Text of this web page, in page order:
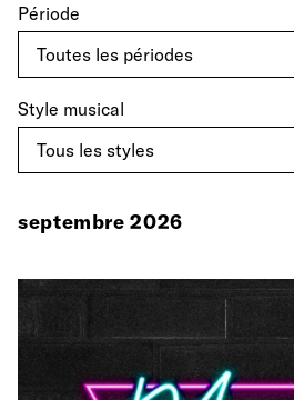
Période
Style musical
septembre 2026